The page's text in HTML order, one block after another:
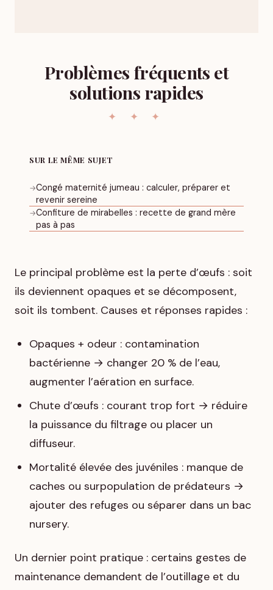
Problèmes fréquents et
solutions rapides
SUR LE MÊME SUJET
→Congé maternité jumeau : calculer, préparer et
revenir sereine
→Confiture de mirabelles : recette de grand mère
pas à pas
Le principal problème est la perte d’œufs : soit
ils deviennent opaques et se décomposent,
soit ils tombent. Causes et réponses rapides :
Opaques + odeur : contamination
bactérienne → changer 20 % de l’eau,
augmenter l’aération en surface.
Chute d’œufs : courant trop fort → réduire
la puissance du filtrage ou placer un
diffuseur.
Mortalité élevée des juvéniles : manque de
caches ou surpopulation de prédateurs →
ajouter des refuges ou séparer dans un bac
nursery.
Un dernier point pratique : certains gestes de
maintenance demandent de l’outillage et du